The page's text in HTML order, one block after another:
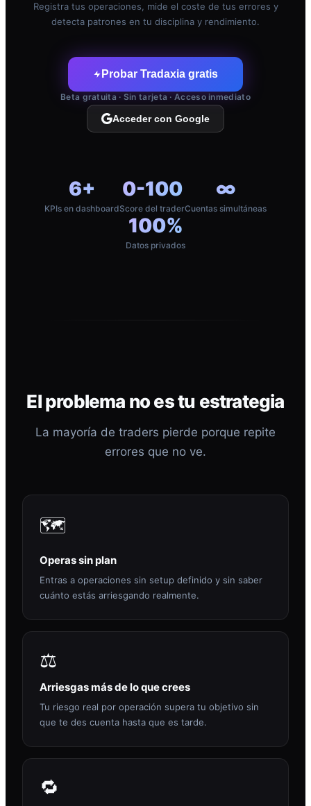
Registra tus operaciones, mide el coste de tus errores y
detecta patrones en tu disciplina y rendimiento.
Probar Tradaxia gratis
Beta gratuita · Sin tarjeta · Acceso inmediato
Acceder con Google
6+
KPIs en dashboard
0-100
Score del trader
∞
Cuentas simultáneas
100%
Datos privados
El problema no es tu estrategia
La mayoría de traders pierde porque repite
errores que no ve.
🗺️
Operas sin plan
Entras a operaciones sin setup definido y sin saber
cuánto estás arriesgando realmente.
⚖️
Arriesgas más de lo que crees
Tu riesgo real por operación supera tu objetivo sin
que te des cuenta hasta que es tarde.
🔁